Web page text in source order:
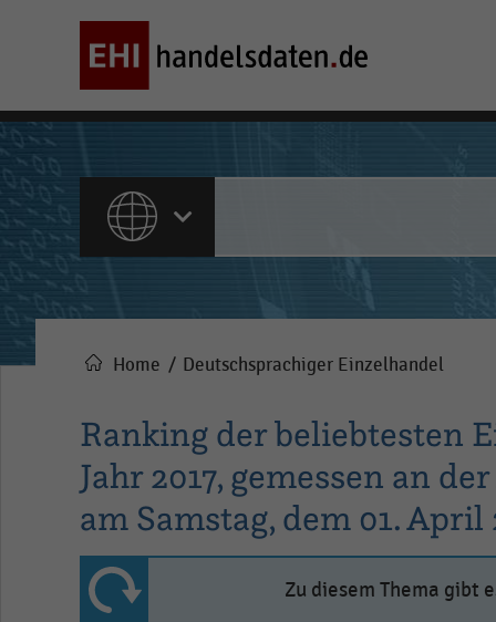
ALLE INHALTE
Pfadnavigation
Home Deutschsprachiger Einzelhandel
Ranking der beliebtesten
Jahr 2017, gemessen an
am Samstag, dem 01.
Zu diesem Thema gibt